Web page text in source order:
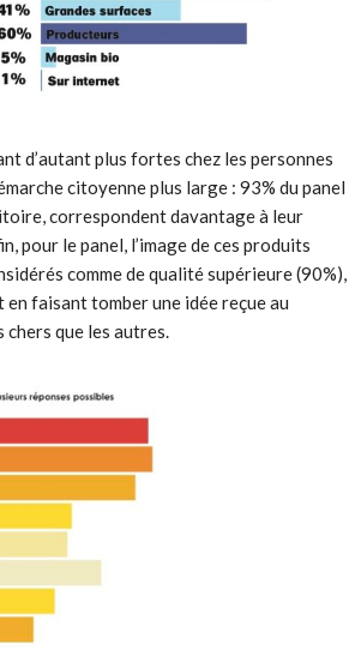
d’autant plus fortes chez les personnes
citoyenne plus large : 93% du panel
correspondent davantage à leur
pour le panel, l’image de ces produits
comme de qualité supérieure (90%),
faisant tomber une idée reçue au
chers que les autres.